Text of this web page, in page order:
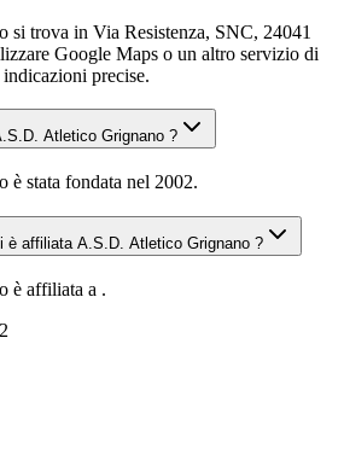
trova in Via Resistenza, SNC, 24041
Google Maps o un altro servizio di
precise.
Atletico Grignano ?
stata fondata nel 2002.
è affiliata A.S.D. Atletico Grignano ?
è affiliata a .